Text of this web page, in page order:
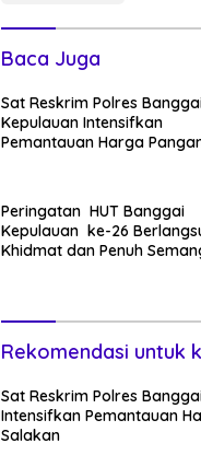
Baca Juga
Sat Reskrim Polres
Kepulauan Intensifkan
Pemantauan Harga
Peringatan HUT Banggai
Kepulauan ke-26
Khidmat dan Penuh
Rekomendasi untuk
Sat Reskrim Polres
Intensifkan Pemantauan
Salakan